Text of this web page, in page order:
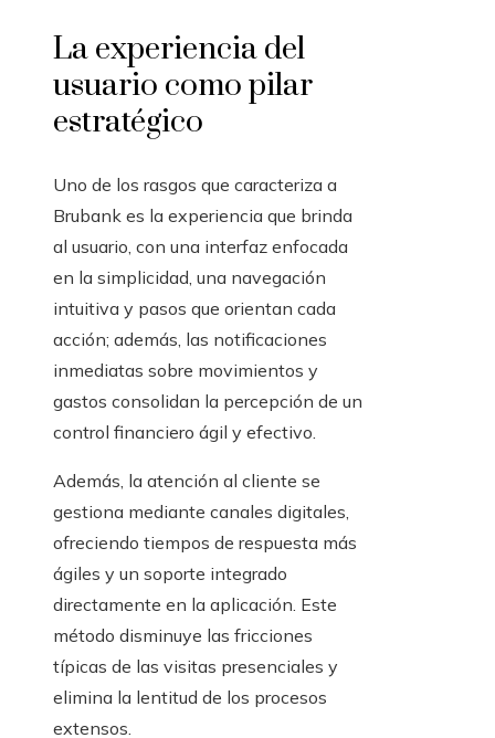
La experiencia del
usuario como pilar
estratégico
Uno de los rasgos que caracteriza a
Brubank es la experiencia que brinda
al usuario, con una interfaz enfocada
en la simplicidad, una navegación
intuitiva y pasos que orientan cada
acción; además, las notificaciones
inmediatas sobre movimientos y
gastos consolidan la percepción de un
control financiero ágil y efectivo.
Además, la atención al cliente se
gestiona mediante canales digitales,
ofreciendo tiempos de respuesta más
ágiles y un soporte integrado
directamente en la aplicación. Este
método disminuye las fricciones
típicas de las visitas presenciales y
elimina la lentitud de los procesos
extensos.